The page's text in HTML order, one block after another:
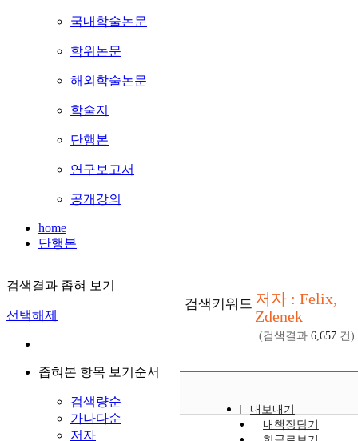
국내학술논문
학위논문
해외학술논문
학술지
단행본
연구보고서
공개강의
home
단행본
검색결과 좁혀 보기
선택해제
좁혀본 항목 보기순서
검색량순
가나다순
저자
검색키워드 저자 : Felix,
Zdenek
(검색결과 6,657 건)
내보내기
내책장담기